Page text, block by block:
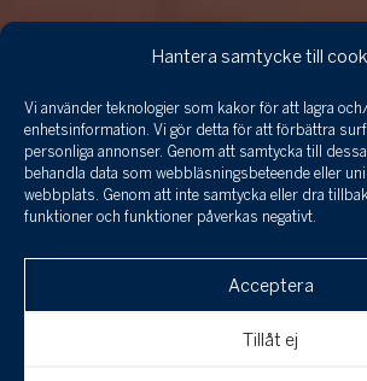
Hantera samtycke till
Vi använder teknologier som kakor för att lagra
enhetsinformation. Vi gör detta för att förbättra
personliga annonser. Genom att samtycka till
behandla data som webbläsningsbeteende eller
webbplats. Genom att inte samtycka eller dra
funktioner och funktioner påverkas negativt.
Acceptera
Tillåt ej